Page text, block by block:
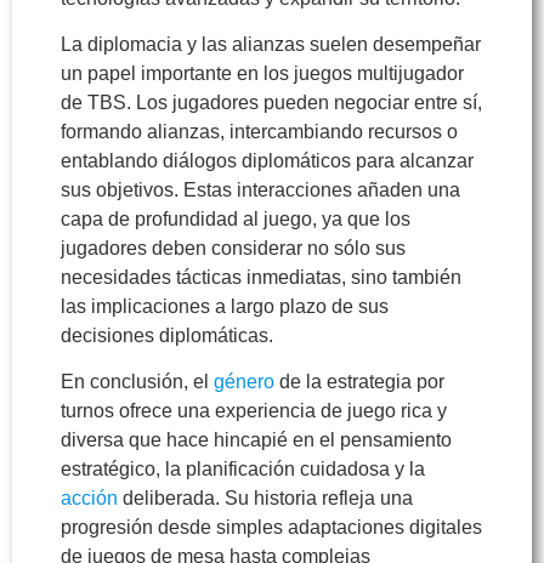
La diplomacia y las alianzas suelen desempeñar
un papel importante en los juegos multijugador
de TBS. Los jugadores pueden negociar entre sí,
formando alianzas, intercambiando recursos o
entablando diálogos diplomáticos para alcanzar
sus objetivos. Estas interacciones añaden una
capa de profundidad al juego, ya que los
jugadores deben considerar no sólo sus
necesidades tácticas inmediatas, sino también
las implicaciones a largo plazo de sus
decisiones diplomáticas.
En conclusión, el género de la estrategia por
turnos ofrece una experiencia de juego rica y
diversa que hace hincapié en el pensamiento
estratégico, la planificación cuidadosa y la
acción deliberada. Su historia refleja una
progresión desde simples adaptaciones digitales
de juegos de mesa hasta complejas